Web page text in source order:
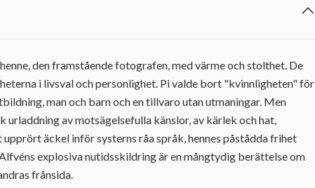
den framstående fotografen, med värme och stolthet. De
i livsval och personlighet. Pi valde bort "kvinnligheten" för
man och barn och en tillvaro utan utmaningar. Men
urladdning av motsägelsefulla känslor, av kärlek och hat,
äckel inför systerns råa språk, hennes påstådda frihet
explosiva nutidsskildring är en mångtydig berättelse om
frånsida.